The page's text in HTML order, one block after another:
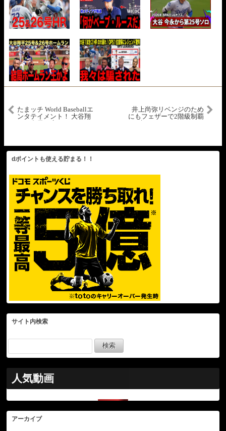
たまッチ World Baseballエ
ンタテイメント！ 大谷翔
井上尚弥リベンジのため
にもフェザーで2階級制覇
dポイントも使える貯まる！！
サイト内検索
人気動画
アーカイブ